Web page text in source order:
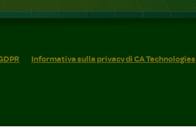
Informativa sulla privacy di CA Technologies